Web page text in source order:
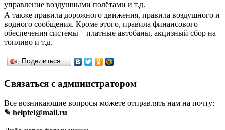
управление воздушными полётами и т.д.
А также правила дорожного движения, правила воздушного и
водного сообщения. Кроме этого, правила финансового
обеспечения системы – платные автобаны, акцизный сбор на
топливо и т.д.
Поделиться…
Связаться с администратором
Все возникающие вопросы можете отправлять нам на почту:
✎ helptel@mail.ru